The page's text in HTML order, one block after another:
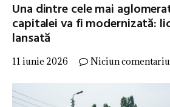
Una dintre cele mai
capitalei va fi modernizată:
lansată
11 iunie 2026 Niciun comentariu